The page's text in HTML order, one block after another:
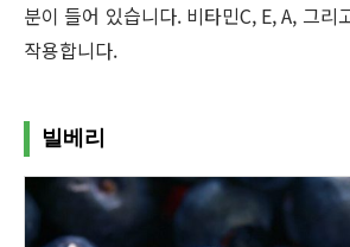
분이 들어 있습니다. 비타민C, E, A, 그리
작용합니다.
빌베리